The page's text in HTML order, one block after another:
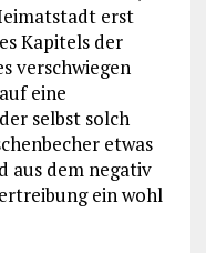
erst
Kapitels der
verschwiegen
eine
selbst solch
etwas
aus dem negativ
ein wohl